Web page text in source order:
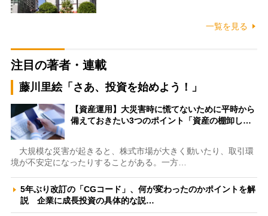
一覧を見る
注目の著者・連載
藤川里絵「さあ、投資を始めよう！」
【資産運用】大災害時に慌てないために平時から
備えておきたい3つのポイント「資産の棚卸し…
大規模な災害が起きると、株式市場が大きく動いたり、取引環
境が不安定になったりすることがある。一方…
5年ぶり改訂の「CGコード」、何が変わったのかポイントを解
説 企業に成長投資の具体的な説…